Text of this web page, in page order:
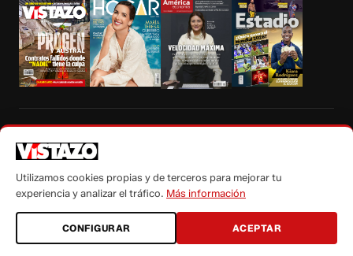
autorización escrita de su titular, de todos los contenidos de Vistazo.com.
Utilizamos cookies propias y de terceros para mejorar tu
experiencia y analizar el tráfico. Más información
CONFIGURAR ACEPTAR